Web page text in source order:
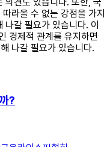
라올 수 없는 강점을 가지
갈 필요가 있습니다. 이
경제적 관계를 유지하면
나갈 필요가 있습니다.
?